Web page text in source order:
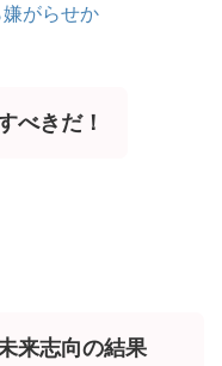
がらせか
べきだ！
来志向の結果